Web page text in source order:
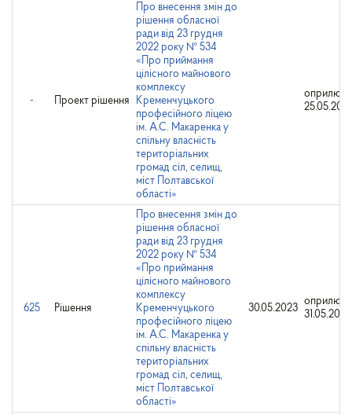
- Проект рішення
Про внесення змін до
рішення обласної
ради від 23 грудня
2022 року № 534
«Про приймання
цілісного майнового
комплексу
Кременчуцького
професійного ліцею
ім. А.С. Макаренка у
спільну власність
територіальних
громад сіл, селищ,
міст Полтавської
області»
625 Рішення
Про внесення змін до
рішення обласної
ради від 23 грудня
2022 року № 534
«Про приймання
цілісного майнового
комплексу
Кременчуцького
професійного ліцею
ім. А.С. Макаренка у
спільну власність
територіальних
громад сіл, селищ,
міст Полтавської
області»
30.05.2023
31.05.2023